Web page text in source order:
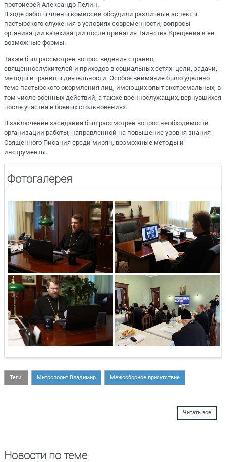
протоиерей Александр Пелин. ​
В ходе работы члены комиссии обсудили различные аспекты
пастырского служения в условиях современности, вопросы
организации катехизации после принятия Таинства Крещения и ее
возможные формы.
Также был рассмотрен вопрос ведения страниц
священнослужителей и приходов в социальных сетях: цели, задачи,
методы и границы деятельности. Особое внимание было уделено
теме пастырского окормления лиц, имеющих опыт экстремальных, в
том числе военных действий, а также военнослужащих, вернувшихся
после участия в боевых столкновениях.
В заключение заседания был рассмотрен вопрос необходимости
организации работы, направленной на повышение уровня знания
Священного Писания среди мирян, возможные методы и
инструменты.
Фотогалерея
Теги: Митрополит Владимир Межсоборное присутствие
Читать все
Новости по теме